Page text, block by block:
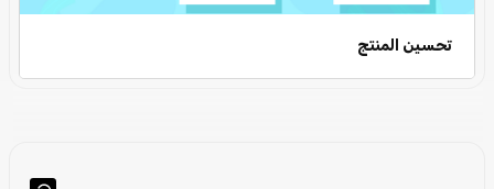
تحسين المنتج